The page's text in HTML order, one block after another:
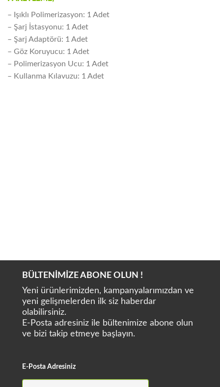
– Işıklı Polimerizasyon: 1 Adet
– Şarj İstasyonu: 1 Adet
– Şarj Adaptörü: 1 Adet
– Göz Koruyucu: 1 Adet
– Polimerizasyon Ucu: 1 Adet
– Kullanma Kılavuzu: 1 Adet
BÜLTENİMİZE ABONE OLUN !
Yeni ürünlerimizden, kampanyalarımızdan ve
yeni gelişmelerden ilk siz haberdar
olabilirsiniz.
E-Posta adresiniz ile bültenimize abone olun
ve bizi takip etmeye başlayın.
E-Posta Adresiniz